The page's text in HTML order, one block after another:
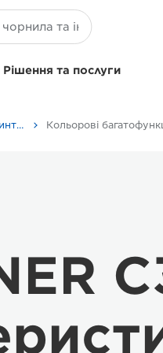
Рішення та послуги
Багатофункціональні принтери — універсальні принтери